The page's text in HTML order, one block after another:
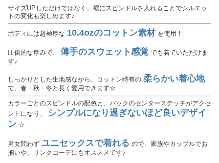
サイズUPしただけではなく、裾にスピンドルを入れることでシルエッ
トの変化も楽しめます♪
ボディには超極厚な 10.4ozのコットン素材 を使用！
圧倒的な厚みで、 薄手のスウェット感覚 でも着ていただけま
す♪
しっかりとした生地感ながら、コットン特有の 柔らかい着心地
で、春・秋・冬と長く愛用できます☆
カラーごとのスピンドルの配色と、バックのセンターステッチがアクセ
ントになり、
シンプルになり過ぎないほど良いデザイ
ン ☆
男女問わず ユニセックスで着れる ので、家族やカップルでお
揃いや、リンクコーデにもオススメです♪